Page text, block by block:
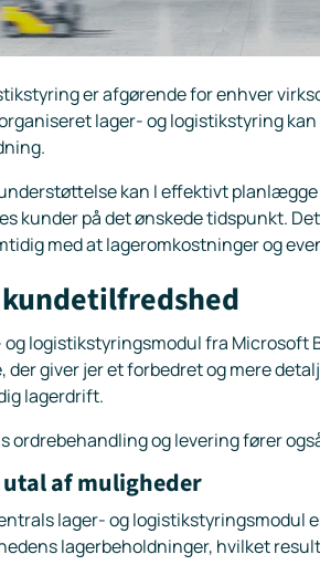
er afgørende for enhver
lager- og logistikstyring
kan I effektivt
kunder på det ønskede tidspunkt.
med at lageromkostninger og
og logistikstyringsmodul fra Microsoft
der giver jer et forbedret og mere
lagerdrift.
ordrebehandling og levering fører
af muligheder
lager- og logistikstyringsmodul
lagerbeholdninger, hvilket